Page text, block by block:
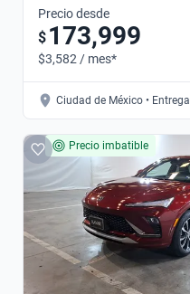
Precio desde
$ 173,999
$3,582 / mes*
Ciudad de México •
Precio imbatible